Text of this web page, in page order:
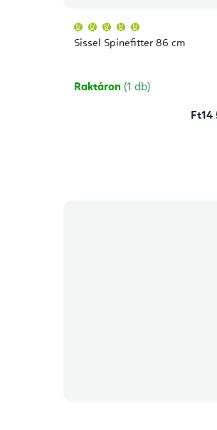
Sissel Spinefitter 86 cm
átlagos
értékelése
csillag.
Raktáron (1 db)
Ft14